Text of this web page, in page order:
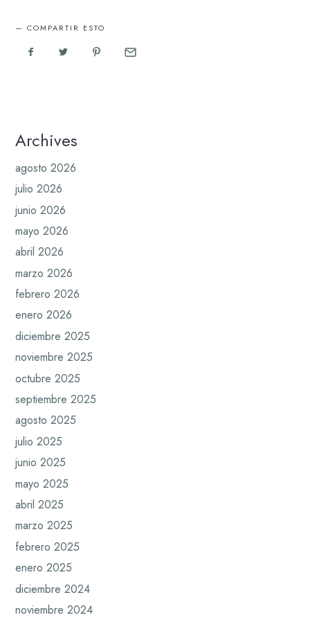
COMPARTIR ESTO
Archives
agosto 2026
julio 2026
junio 2026
mayo 2026
abril 2026
marzo 2026
febrero 2026
enero 2026
diciembre 2025
noviembre 2025
octubre 2025
septiembre 2025
agosto 2025
julio 2025
junio 2025
mayo 2025
abril 2025
marzo 2025
febrero 2025
enero 2025
diciembre 2024
noviembre 2024